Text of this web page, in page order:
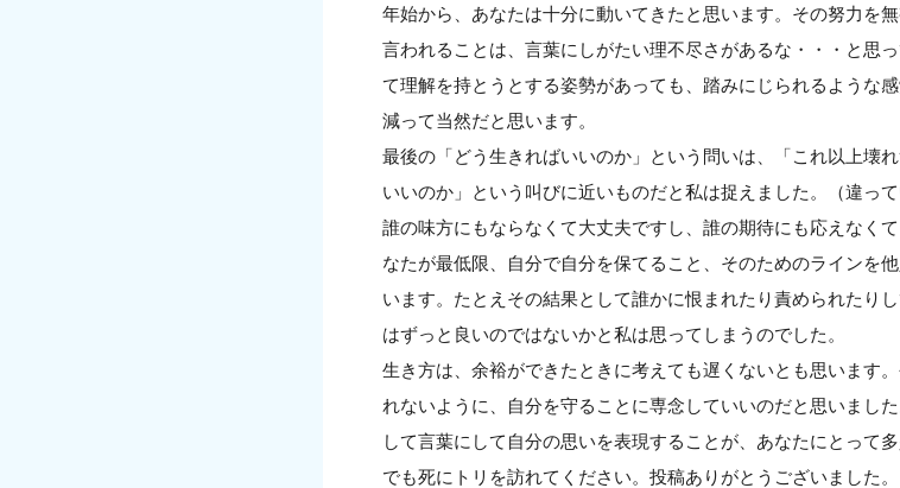
年始から、あなたは十分に動いてきたと思います。その努力を
言われることは、言葉にしがたい理不尽さがあるな・・・と思
て理解を持とうとする姿勢があっても、踏みにじられるような
減って当然だと思います。
最後の「どう生きればいいのか」という問いは、「これ以上壊
いいのか」という叫びに近いものだと私は捉えました。（違って
誰の味方にもならなくて大丈夫ですし、誰の期待にも応えなく
なたが最低限、自分で自分を保てること、そのためのラインを
います。たとえその結果として誰かに恨まれたり責められたり
はずっと良いのではないかと私は思ってしまうのでした。
生き方は、余裕ができたときに考えても遅くないとも思います
れないように、自分を守ることに専念していいのだと思いまし
して言葉にして自分の思いを表現することが、あなたにとって
でも死にトリを訪れてください。投稿ありがとうございました。